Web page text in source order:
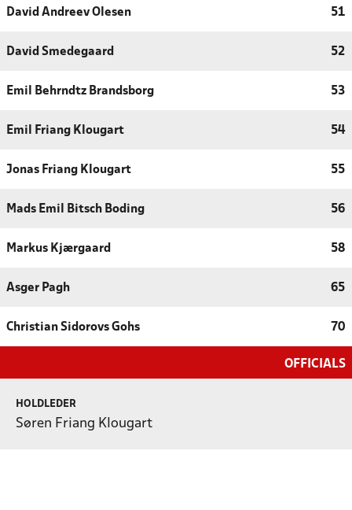
David Andreev Olesen 51
David Smedegaard 52
Emil Behrndtz Brandsborg 53
Emil Friang Klougart 54
Jonas Friang Klougart 55
Mads Emil Bitsch Boding 56
Markus Kjærgaard 58
Asger Pagh 65
Christian Sidorovs Gohs 70
OFFICIALS
HOLDLEDER
Søren Friang Klougart